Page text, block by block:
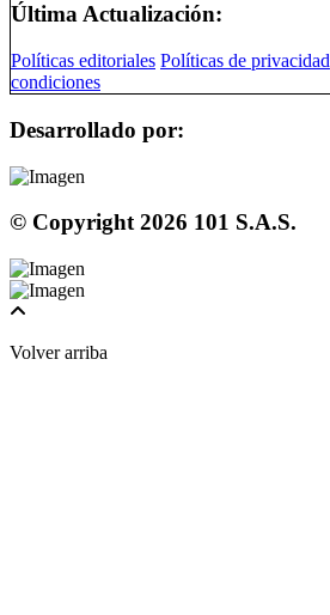
Última Actualización:
Políticas editoriales Políticas de privacidad
condiciones
Desarrollado por:
© Copyright2026 101 S.A.S.
Volver arriba